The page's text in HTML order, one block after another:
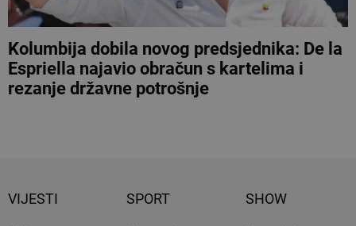
Kolumbija dobila novog predsjednika: De la
Espriella najavio obračun s kartelima i
rezanje državne potrošnje
VIJESTI SPORT SHOW